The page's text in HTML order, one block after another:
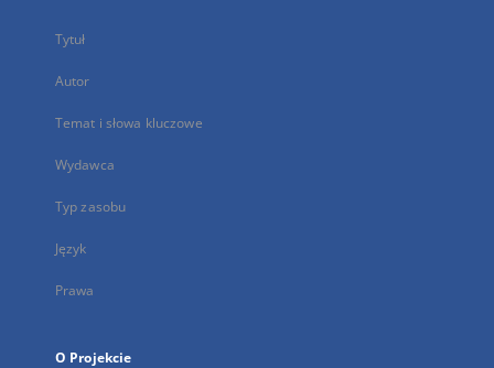
Tytuł
Autor
Temat i słowa kluczowe
Wydawca
Typ zasobu
Język
Prawa
O Projekcie